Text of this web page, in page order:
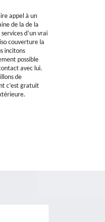
appel à un
de la de la
d’un vrai
couverture la
incitons
possible
avec lui.
de
c’est gratuit